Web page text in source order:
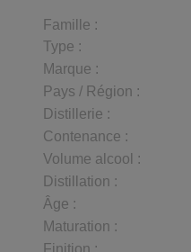
Famille :
Type :
Marque :
Pays / Région :
Distillerie :
Contenance :
Volume alcool :
Distillation :
Âge :
Maturation :
Finition :